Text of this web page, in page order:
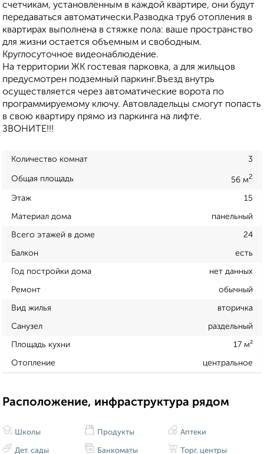
счетчикам, установленным в каждой квартире, они будут
передаваться автоматически.Разводка труб отопления в
квартирах выполнена в стяжке пола: ваше пространство
для жизни остается объемным и свободным.
Круглосуточное видеонаблюдение.
На территории ЖК гостевая парковка, а для жильцов
предусмотрен подземный паркинг.Въезд внутрь
осуществляется через автоматические ворота по
программируемому ключу. Автовладельцы смогут попасть
в свою квартиру прямо из паркинга на лифте.
ЗВОНИТЕ!!!
Количество комнат 3
Общая площадь 56 м2
Этаж 15
Материал дома панельный
Всего этажей в доме 24
Балкон есть
Год постройки дома нет данных
Ремонт обычный
Вид жилья вторичка
Санузел раздельный
Площадь кухни 17 м²
Отопление центральное
Расположение, инфраструктура рядом
Школы
Дет. сады
Продукты
Банкоматы
Аптеки
Торг. центры